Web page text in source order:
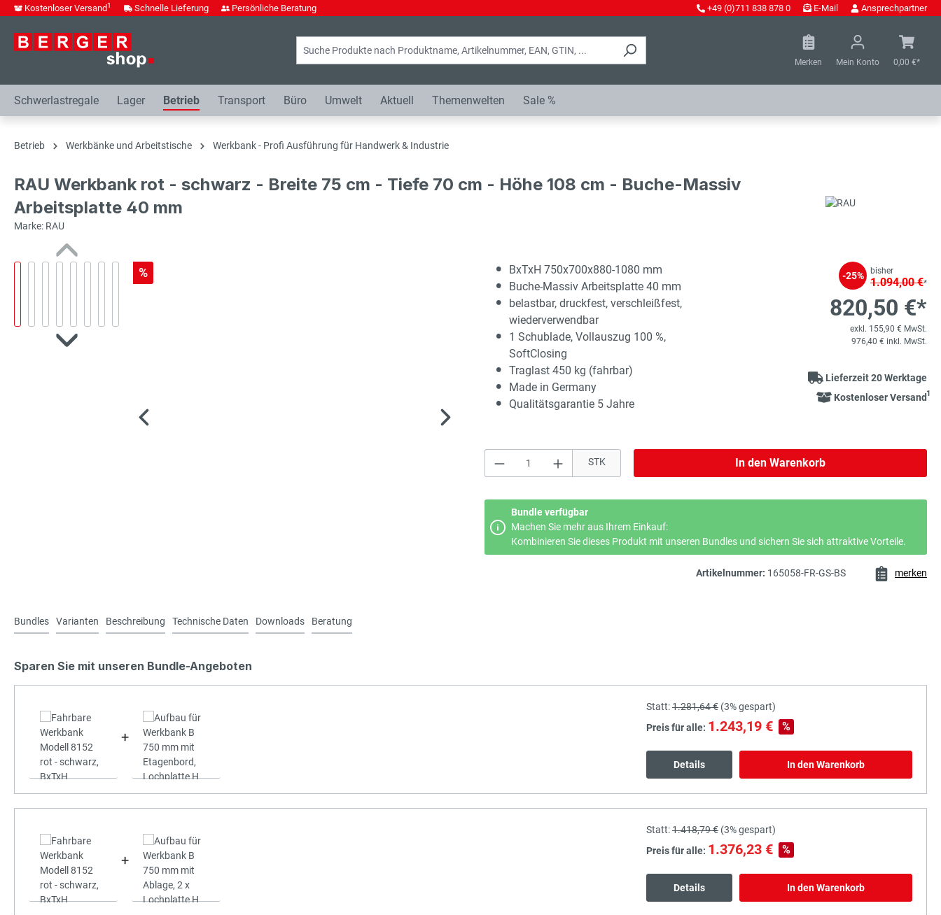
Zur Hauptnavigation springen
Kostenloser Versand1 Schnelle Lieferung Persönliche Beratung +49 (0)711 838 878 0 E-Mail Ansprechpartner
Merken Mein Konto 0,00 €*
Schwerlastregale Lager Betrieb Transport Büro Umwelt Aktuell Themenwelten Sale %
Betrieb Werkbänke und Arbeitstische Werkbank - Profi Ausführung für Handwerk & Industrie
RAU Werkbank rot - schwarz - Breite 75 cm - Tiefe 70 cm - Höhe 108 cm - Buche-Massiv
Arbeitsplatte 40 mm
Marke: RAU
%
BxTxH 750x700x880-1080 mm
Buche-Massiv Arbeitsplatte 40 mm
belastbar, druckfest, verschleißfest,
wiederverwendbar
1 Schublade, Vollauszug 100 %,
SoftClosing
Traglast 450 kg (fahrbar)
Made in Germany
Qualitätsgarantie 5 Jahre
-25% bisher
1.094,00 €*
820,50 €*
exkl. 155,90 € MwSt.
976,40 € inkl. MwSt.
Lieferzeit 20 Werktage
Kostenloser Versand1
Produkt Anzahl: Gib den gewünschten Wert ein oder
STK In den Warenkorb
Bundle verfügbar
Machen Sie mehr aus Ihrem Einkauf:
Kombinieren Sie dieses Produkt mit unseren Bundles und sichern Sie sich attraktive Vorteile.
Artikelnummer: 165058-FR-GS-BS merken
Bundles Varianten Beschreibung Technische Daten Downloads Beratung
Sparen Sie mit unseren Bundle-Angeboten
+
Statt:1.281,64 € (3%gespart)
Preis für alle: 1.243,19 € %
Details In den Warenkorb
+
Statt:1.418,79 € (3%gespart)
Preis für alle: 1.376,23 € %
Details In den Warenkorb